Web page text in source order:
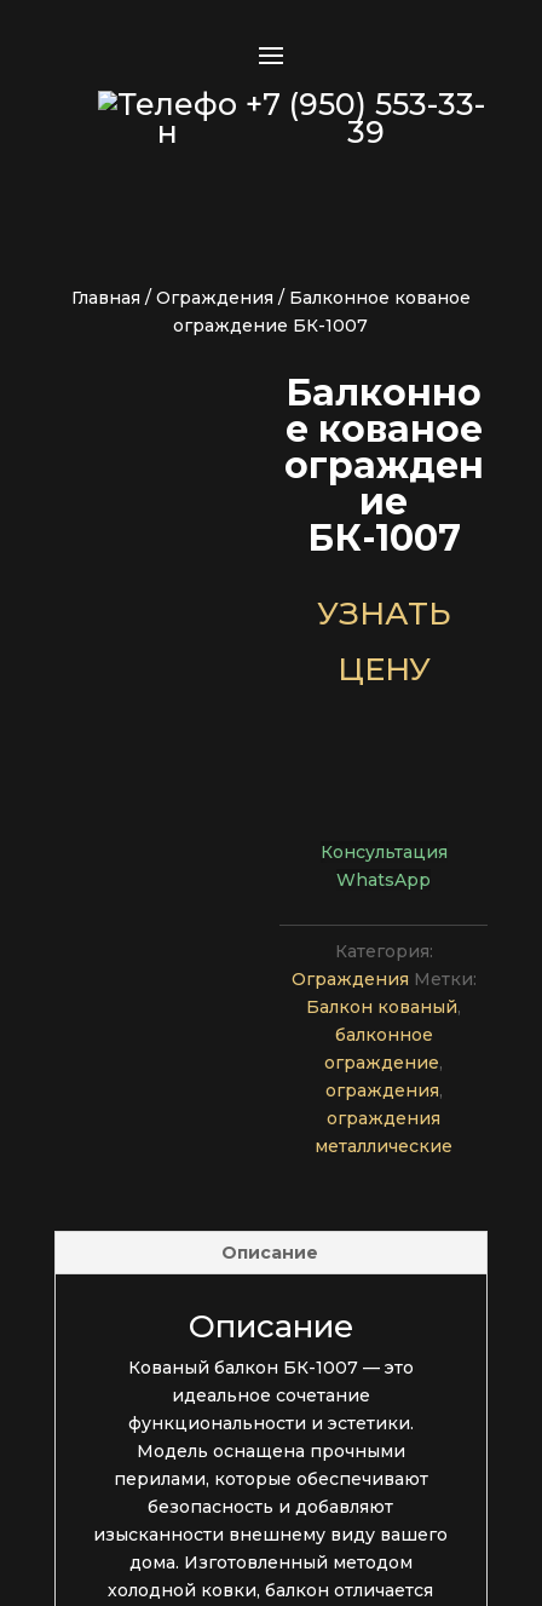
+7 (950) 553-33-
39
Главная / Ограждения / Балконное кованое
ограждение БК-1007
Балконно
е кованое
огражден
ие
БК-1007
УЗНАТЬ
ЦЕНУ
Консультация
WhatsApp
Категория:
Ограждения Метки:
Балкон кованый,
балконное
ограждение,
ограждения,
ограждения
металлические
Описание
Описание
Кованый балкон БК-1007 — это
идеальное сочетание
функциональности и эстетики.
Модель оснащена прочными
перилами, которые обеспечивают
безопасность и добавляют
изысканности внешнему виду вашего
дома. Изготовленный методом
холодной ковки, балкон отличается